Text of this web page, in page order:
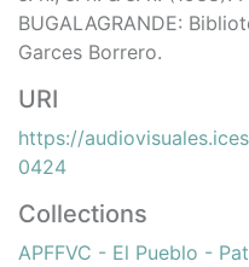
Vallecaucana,
investigadores que
un colaborador en el
la tecnología que
Citation
s. n., s. n. & s. n. (1938).